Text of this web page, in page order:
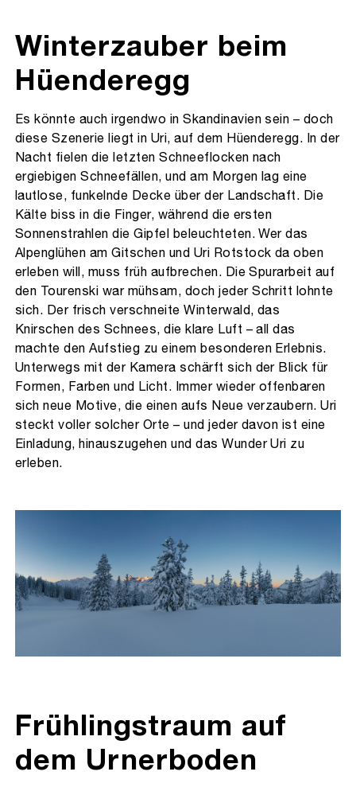
Winterzauber beim
Hüenderegg
Es könnte auch irgendwo in Skandinavien sein – doch
diese Szenerie liegt in Uri, auf dem Hüenderegg. In der
Nacht fielen die letzten Schneeflocken nach
ergiebigen Schneefällen, und am Morgen lag eine
lautlose, funkelnde Decke über der Landschaft. Die
Kälte biss in die Finger, während die ersten
Sonnenstrahlen die Gipfel beleuchteten. Wer das
Alpenglühen am Gitschen und Uri Rotstock da oben
erleben will, muss früh aufbrechen. Die Spurarbeit auf
den Tourenski war mühsam, doch jeder Schritt lohnte
sich. Der frisch verschneite Winterwald, das
Knirschen des Schnees, die klare Luft – all das
machte den Aufstieg zu einem besonderen Erlebnis.
Unterwegs mit der Kamera schärft sich der Blick für
Formen, Farben und Licht. Immer wieder offenbaren
sich neue Motive, die einen aufs Neue verzaubern. Uri
steckt voller solcher Orte – und jeder davon ist eine
Einladung, hinauszugehen und das Wunder Uri zu
erleben.
Frühlingstraum auf
dem Urnerboden